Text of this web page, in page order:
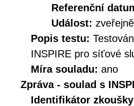
Referenční
Událost:
Popis testu:
INSPIRE pro síťové
Míra souladu: ano
Zpráva - soulad s
Identifikátor